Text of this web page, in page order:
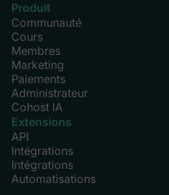
Produit
Communauté
Cours
Membres
Marketing
Paiements
Administrateur
Cohost IA
Extensions
API
Intégrations
Intégrations
Automatisations